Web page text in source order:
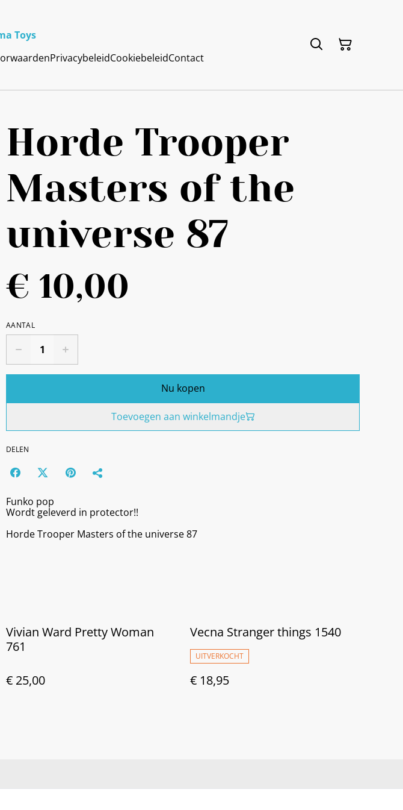
Toys
PrivacybeleidCookiebeleidContact
Horde Trooper
Masters of the
universe 87
€ 10,00
AANTAL
Nu kopen
Toevoegen aan winkelmandje
DELEN
Funko pop
Wordt geleverd in protector!!
Horde Trooper Masters of the universe 87
Vivian Ward Pretty Woman
761
€ 25,00
Vecna Stranger things 1540
UITVERKOCHT
€ 18,95